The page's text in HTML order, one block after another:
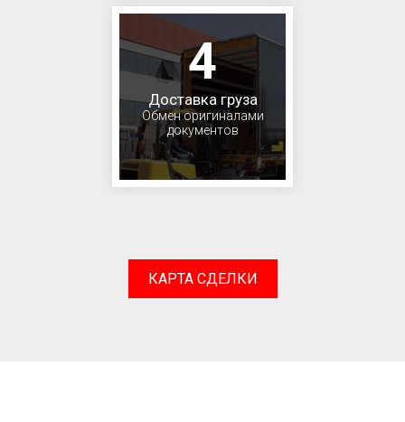
4
Доставка груза
Обмен оригиналами
документов
КАРТА СДЕЛКИ